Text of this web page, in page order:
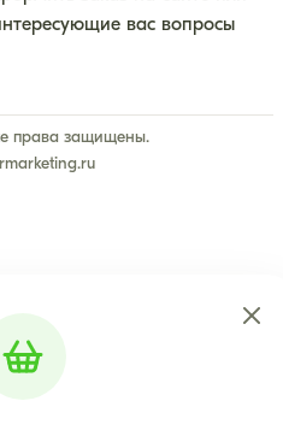
вас вопросы
права защищены.